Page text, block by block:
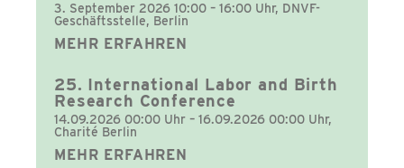
3. September 2026 10:00 – 16:00 Uhr, DNVF-
Geschäftsstelle, Berlin
MEHR ERFAHREN
25. International Labor and Birth
Research Conference
14.09.2026 00:00 Uhr – 16.09.2026 00:00 Uhr,
Charité Berlin
MEHR ERFAHREN